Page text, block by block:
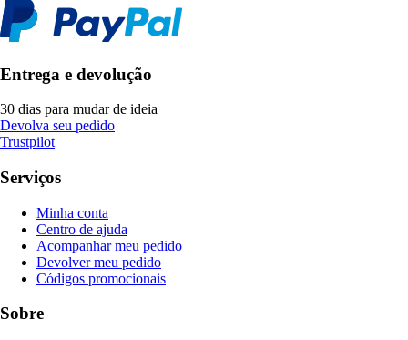
Entrega e devolução
30 dias para mudar de ideia
Devolva seu pedido
Trustpilot
Serviços
Minha conta
Centro de ajuda
Acompanhar meu pedido
Devolver meu pedido
Códigos promocionais
Sobre